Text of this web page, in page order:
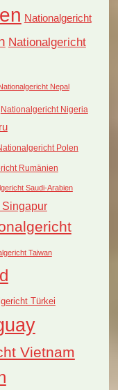
Nationalgericht
Nationalgericht
Nepal
Nationalgericht Nigeria
Polen
Rumänien
Saudi-Arabien
Taiwan
Türkei
Vietnam